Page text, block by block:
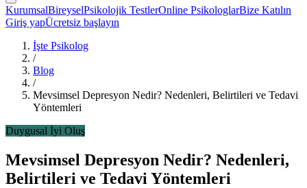
KurumsalBireyselPsikolojik TestlerOnline PsikologlarBize Katılın
Giriş yapÜcretsiz başlayın
İşte Psikolog
/
Blog
/
Mevsimsel Depresyon Nedir? Nedenleri, Belirtileri ve Tedavi
Yöntemleri
Duygusal İyi Oluş
Mevsimsel Depresyon Nedir? Nedenleri,
Belirtileri ve Tedavi Yöntemleri